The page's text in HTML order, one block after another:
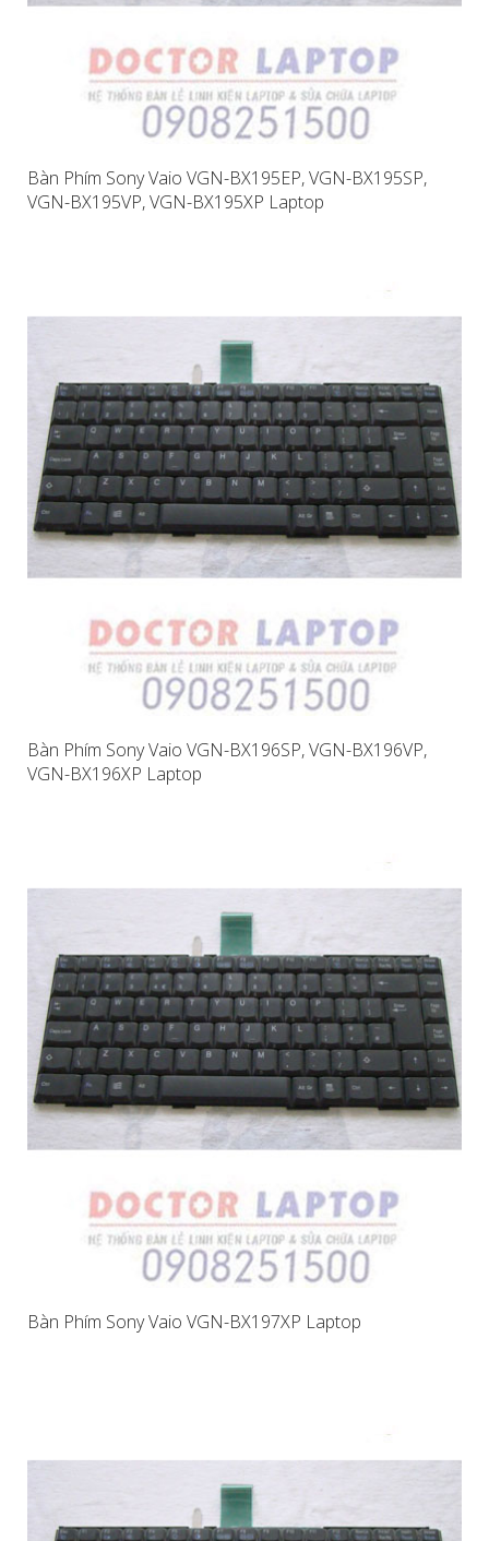
Bàn Phím Sony Vaio VGN-BX195EP, VGN-BX195SP,
VGN-BX195VP, VGN-BX195XP Laptop
Bàn Phím Sony Vaio VGN-BX196SP, VGN-BX196VP,
VGN-BX196XP Laptop
Bàn Phím Sony Vaio VGN-BX197XP Laptop